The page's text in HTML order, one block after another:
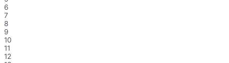
6
7
8
9
10
11
12